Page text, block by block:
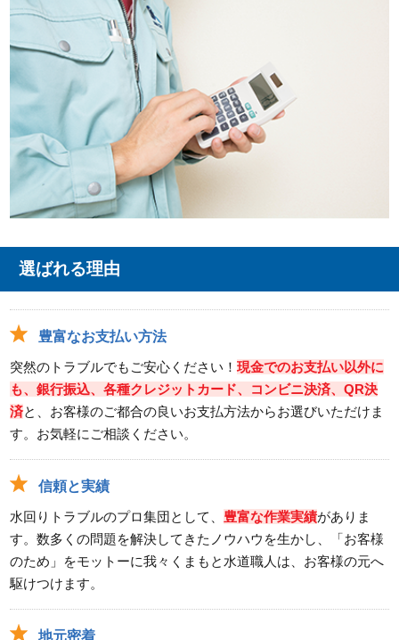
選ばれる理由
豊富なお支払い方法
突然のトラブルでもご安心ください！現金でのお支払い以外に
も、銀行振込、各種クレジットカード、コンビニ決済、QR決
済と、お客様のご都合の良いお支払方法からお選びいただけま
す。お気軽にご相談ください。
信頼と実績
水回りトラブルのプロ集団として、 豊富な作業実績がありま
す。数多くの問題を解決してきたノウハウを生かし、「お客様
のため」をモットーに我々くまもと水道職人は、お客様の元へ
駆けつけます。
地元密着